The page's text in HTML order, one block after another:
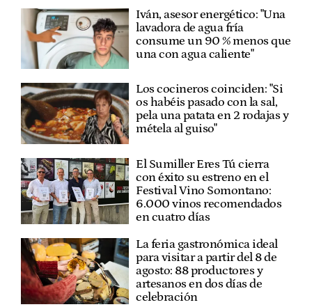
Iván, asesor energético: "Una
lavadora de agua fría
consume un 90 % menos que
una con agua caliente"
Los cocineros coinciden: "Si
os habéis pasado con la sal,
pela una patata en 2 rodajas y
métela al guiso"
El Sumiller Eres Tú cierra
con éxito su estreno en el
Festival Vino Somontano:
6.000 vinos recomendados
en cuatro días
La feria gastronómica ideal
para visitar a partir del 8 de
agosto: 88 productores y
artesanos en dos días de
celebración